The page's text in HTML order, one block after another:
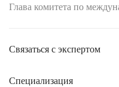
Глава комитета по
Связаться с экспертом
Специализация